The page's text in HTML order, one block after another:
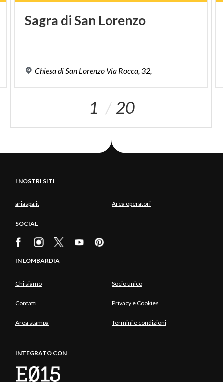
Sagra diSan Lorenzo
Chiesadi San Lorenzo Via Rocca, 32,
1 20
I NOSTRI SITI
ariaspa.it Area operatori
SOCIAL
IN LOMBARDIA
Chi siamo Socio unico
Contatti Privacy e Cookies
Area stampa Termini e condizioni
INTEGRATO CON